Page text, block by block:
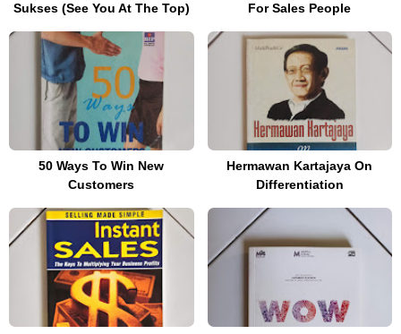
Sukses (See You At The Top)
For Sales People
50 Ways To Win New
Customers
Hermawan Kartajaya On
Differentiation